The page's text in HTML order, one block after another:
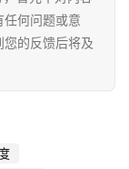
何问题或意
的反馈后将及